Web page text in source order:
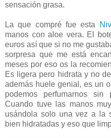
sensación grasa.
La que compré fue esta
manos con aloe vera. El
euros así que si no me
sorpresa que me está
meses por eso os la
Es ligera pero hidrata y no
además huele genial, es un
podemos perfumarnos sin
Cuando tuve las manos
usándola solo una vez a la
bien hidratadas y eso que